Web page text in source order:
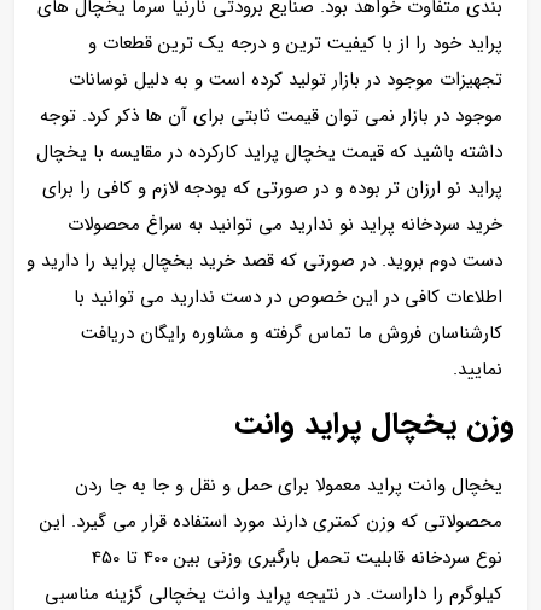
بندی متفاوت خواهد بود. صنایع برودتی نارنیا سرما یخچال های
پراید خود را از با کیفیت ترین و درجه یک ترین قطعات و
تجهیزات موجود در بازار تولید کرده است و به دلیل نوسانات
موجود در بازار نمی توان قیمت ثابتی برای آن ها ذکر کرد. توجه
داشته باشید که قیمت یخچال پراید کارکرده در مقایسه با یخچال
پراید نو ارزان تر بوده و در صورتی که بودجه لازم و کافی را برای
خرید سردخانه پراید نو ندارید می توانید به سراغ محصولات
دست دوم بروید. در صورتی که قصد خرید یخچال پراید را دارید و
اطلاعات کافی در این خصوص در دست ندارید می توانید با
کارشناسان فروش ما تماس گرفته و مشاوره رایگان دریافت
نمایید.
وزن یخچال پراید وانت
یخچال وانت پراید معمولا برای حمل و نقل و جا به جا ردن
محصولاتی که وزن کمتری دارند مورد استفاده قرار می گیرد. این
نوع سردخانه قابلیت تحمل بارگیری وزنی بین 400 تا 450
کیلوگرم را داراست. در نتیجه پراید وانت یخچالی گزینه مناسبی